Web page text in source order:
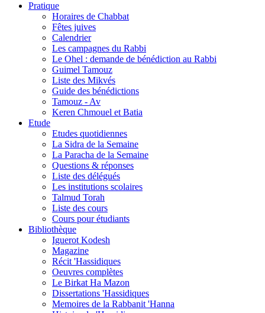
Pratique
Horaires de Chabbat
Fêtes juives
Calendrier
Les campagnes du Rabbi
Le Ohel : demande de bénédiction au Rabbi
Guimel Tamouz
Liste des Mikvés
Guide des bénédictions
Tamouz - Av
Keren Chmouel et Batia
Etude
Etudes quotidiennes
La Sidra de la Semaine
La Paracha de la Semaine
Questions & réponses
Liste des délégués
Les institutions scolaires
Talmud Torah
Liste des cours
Cours pour étudiants
Bibliothèque
Iguerot Kodesh
Magazine
Récit 'Hassidiques
Oeuvres complètes
Le Birkat Ha Mazon
Dissertations 'Hassidiques
Memoires de la Rabbanit 'Hanna